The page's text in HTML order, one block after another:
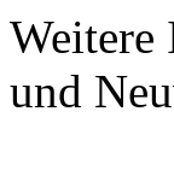
Weitere
und